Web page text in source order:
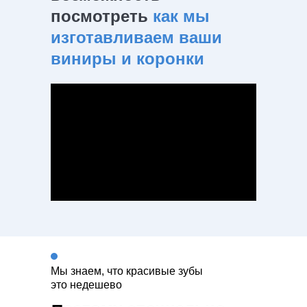
посмотреть как мы
изготавливаем ваши
виниры и коронки
Мы знаем, что красивые зубы
это недешево